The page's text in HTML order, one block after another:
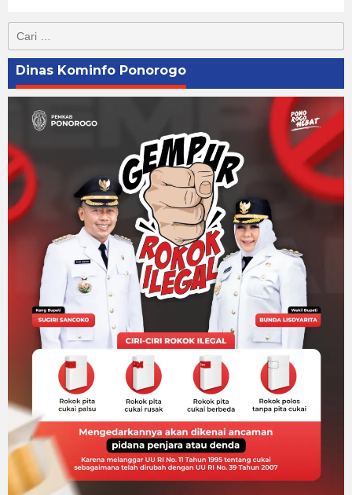
untuk:
Dinas Kominfo Ponorogo